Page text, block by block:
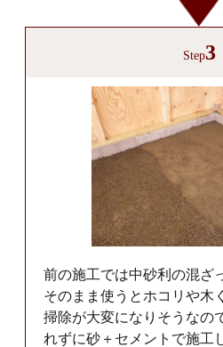
Step3
前の施工では中砂利の混ざ
そのまま使うとホコリや木
掃除が大変になりそうなの
れずに砂＋セメントで施工